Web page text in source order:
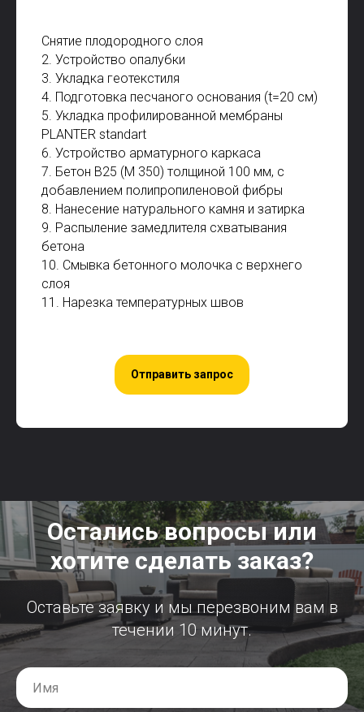
Снятие плодородного слоя
2. Устройство опалубки
3. Укладка геотекстиля
4. Подготовка песчаного основания (t=20 см)
5. Укладка профилированной мембраны
PLANTER standаrt
6. Устройство арматурного каркаса
7. Бетон В25 (М 350) толщиной 100 мм, с
добавлением полипропиленовой фибры
8. Нанесение натурального камня и затирка
9. Распыление замедлителя схватывания
бетона
10. Смывка бетонного молочка с верхнего
слоя
11. Нарезка температурных швов
Отправить запрос
Остались вопросы или
хотите сделать заказ?
Оставьте заявку и мы перезвоним вам в
течении 10 минут.